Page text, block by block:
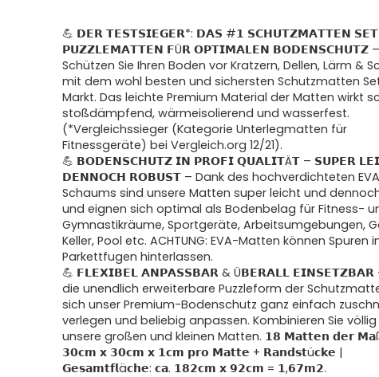
💪 𝗗𝗘𝗥 𝗧𝗘𝗦𝗧𝗦𝗜𝗘𝗚𝗘𝗥*: 𝗗𝗔𝗦 #𝟭 𝗦𝗖𝗛𝗨𝗧𝗭𝗠𝗔𝗧𝗧𝗘𝗡
𝗣𝗨𝗭𝗭𝗟𝗘𝗠𝗔𝗧𝗧𝗘𝗡 𝗙Ü𝗥 𝗢𝗣𝗧𝗜𝗠𝗔𝗟𝗘𝗡 𝗕𝗢𝗗𝗘𝗡𝗦𝗖𝗛𝗨𝗧𝗭 –
Schützen Sie Ihren Boden vor Kratzern, Dellen, Lärm &
mit dem wohl besten und sichersten Schutzmatten
Markt. Das leichte Premium Material der Matten wirkt
stoßdämpfend, wärmeisolierend und wasserfest.
(*Vergleichssieger (Kategorie Unterlegmatten für
Fitnessgeräte) bei Vergleich.org 12/21).
💪 𝗕𝗢𝗗𝗘𝗡𝗦𝗖𝗛𝗨𝗧𝗭 𝗜𝗡 𝗣𝗥𝗢𝗙𝗜 𝗤𝗨𝗔𝗟𝗜𝗧Ä𝗧 – 𝗦𝗨𝗣𝗘𝗥
𝗗𝗘𝗡𝗡𝗢𝗖𝗛 𝗥𝗢𝗕𝗨𝗦𝗧 – Dank des hochverdichteten
Schaums sind unsere Matten super leicht und
und eignen sich optimal als Bodenbelag für Fitness-
Gymnastikräume, Sportgeräte, Arbeitsumgebungen,
Keller, Pool etc. ACHTUNG: EVA-Matten können Spuren
Parkettfugen hinterlassen.
💪 𝗙𝗟𝗘𝗫𝗜𝗕𝗘𝗟 𝗔𝗡𝗣𝗔𝗦𝗦𝗕𝗔𝗥 & Ü𝗕𝗘𝗥𝗔𝗟𝗟 𝗘𝗜𝗡𝗦𝗘𝗧𝗭𝗕𝗔𝗥
die unendlich erweiterbare Puzzleform der
sich unser Premium-Bodenschutz ganz einfach
verlegen und beliebig anpassen. Kombinieren Sie völlig
unsere großen und kleinen Matten. 𝟭𝟴 𝗠𝗮𝘁𝘁𝗲𝗻 𝗱𝗲𝗿
𝟯𝟬𝗰𝗺 𝘅 𝟯𝟬𝗰𝗺 𝘅 𝟭𝗰𝗺 𝗽𝗿𝗼 𝗠𝗮𝘁𝘁𝗲 + 𝗥𝗮𝗻𝗱𝘀𝘁ü𝗰𝗸𝗲 |
𝗚𝗲𝘀𝗮𝗺𝘁𝗳𝗹ä𝗰𝗵𝗲: 𝗰𝗮. 𝟭𝟴𝟮𝗰𝗺 𝘅 𝟵𝟮𝗰𝗺 = 𝟭,𝟲𝟳𝗺𝟮.